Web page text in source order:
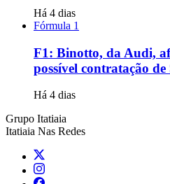
Há 4 dias
Fórmula 1
F1: Binotto, da Audi,
possível contratação de
Há 4 dias
Grupo Itatiaia
Itatiaia Nas Redes